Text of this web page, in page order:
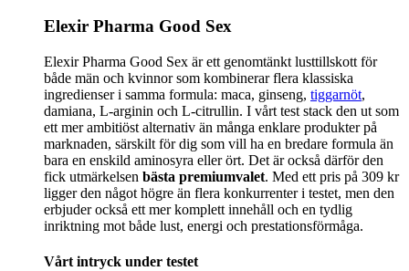
Elexir Pharma Good Sex
Elexir Pharma Good Sex är ett genomtänkt lusttillskott för
både män och kvinnor som kombinerar flera klassiska
ingredienser i samma formula: maca, ginseng, tiggarnöt,
damiana, L-arginin och L-citrullin. I vårt test stack den ut som
ett mer ambitiöst alternativ än många enklare produkter på
marknaden, särskilt för dig som vill ha en bredare formula än
bara en enskild aminosyra eller ört. Det är också därför den
fick utmärkelsen bästa premiumvalet. Med ett pris på 309 kr
ligger den något högre än flera konkurrenter i testet, men den
erbjuder också ett mer komplett innehåll och en tydlig
inriktning mot både lust, energi och prestationsförmåga.
Vårt intryck under testet